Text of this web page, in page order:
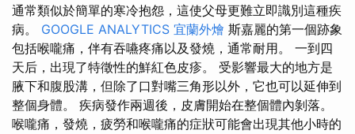
通常類似於簡單的寒冷抱怨，這使父母更難立即識別這種疾
病。 GOOGLE ANALYTICS 宜蘭外燴 斯嘉麗的第一個跡象
包括喉嚨痛，伴有吞嚥疼痛以及發燒，通常耐用。 一到四
天后，出現了特徵性的鮮紅色皮疹。 受影響最大的地方是
腋下和腹股溝，但除了口對嘴三角形以外，它也可以延伸到
整個身體。 疾病發作兩週後，皮膚開始在整個體內剝落。
喉嚨痛，發燒，疲勞和喉嚨痛的症狀可能會出現其他小時的